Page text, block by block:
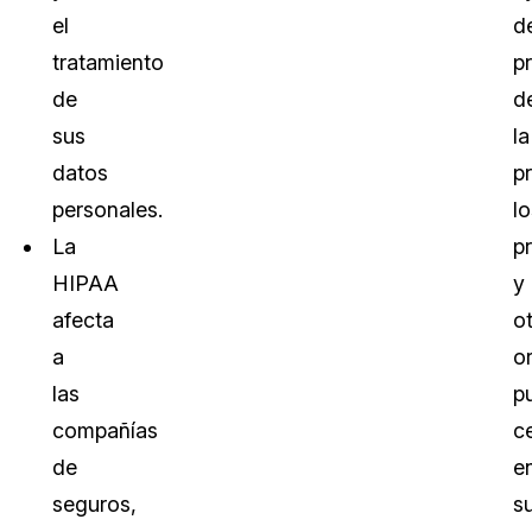
el
tratamiento
de
sus
datos
personales.
La
HIPAA
afecta
a
las
compañías
de
seguros,
la
y